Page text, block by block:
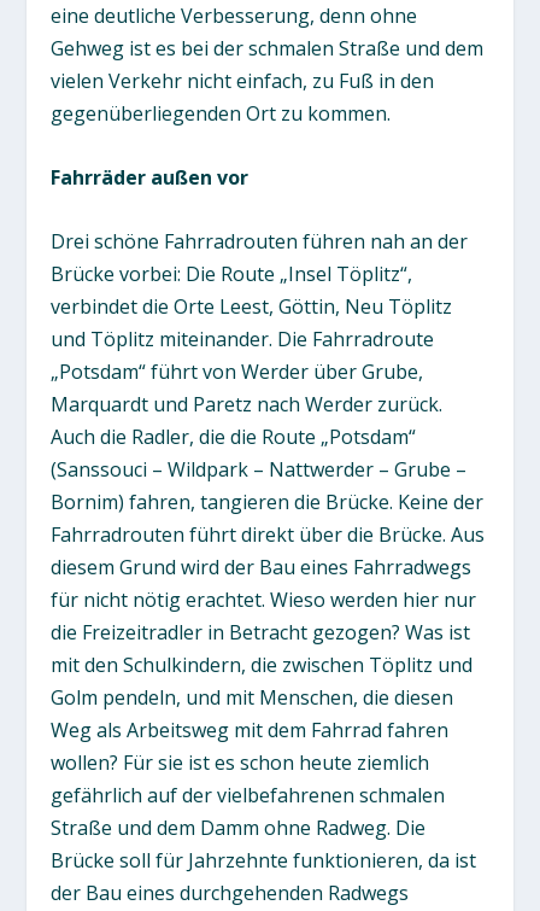
eine deutliche Verbesserung, denn ohne
Gehweg ist es bei der schmalen Straße und dem
vielen Verkehr nicht einfach, zu Fuß in den
gegenüberliegenden Ort zu kommen.
Fahrräder außen vor
Drei schöne Fahrradrouten führen nah an der
Brücke vorbei: Die Route „Insel Töplitz“,
verbindet die Orte Leest, Göttin, Neu Töplitz
und Töplitz miteinander. Die Fahrradroute
„Potsdam“ führt von Werder über Grube,
Marquardt und Paretz nach Werder zurück.
Auch die Radler, die die Route „Potsdam“
(Sanssouci – Wildpark – Nattwerder – Grube –
Bornim) fahren, tangieren die Brücke. Keine der
Fahrradrouten führt direkt über die Brücke. Aus
diesem Grund wird der Bau eines Fahrradwegs
für nicht nötig erachtet. Wieso werden hier nur
die Freizeitradler in Betracht gezogen? Was ist
mit den Schulkindern, die zwischen Töplitz und
Golm pendeln, und mit Menschen, die diesen
Weg als Arbeitsweg mit dem Fahrrad fahren
wollen? Für sie ist es schon heute ziemlich
gefährlich auf der vielbefahrenen schmalen
Straße und dem Damm ohne Radweg. Die
Brücke soll für Jahrzehnte funktionieren, da ist
der Bau eines durchgehenden Radwegs